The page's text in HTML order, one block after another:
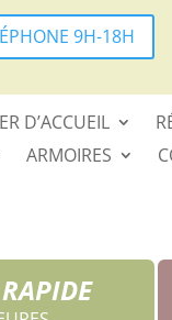
9H-18H
D’ACCUEIL
ARMOIRES